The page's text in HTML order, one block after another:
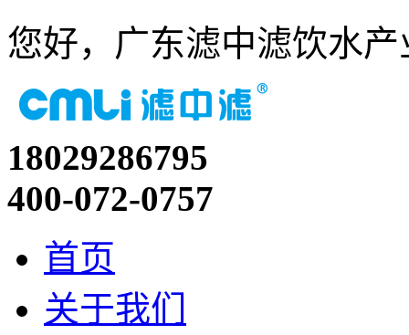
您好，广东滤中滤饮水
18029286795
400-072-0757
首页
关于我们